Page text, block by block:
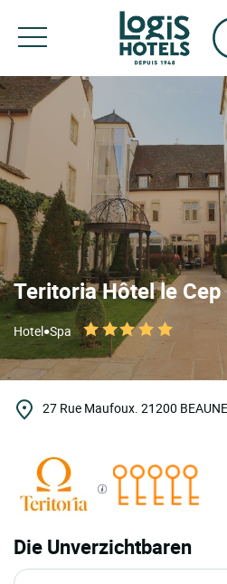
Teritoria Hôtel le Cep
Hotel•Spa
27 Rue Maufoux. 21200 BEAUNE
Die Unverzichtbaren